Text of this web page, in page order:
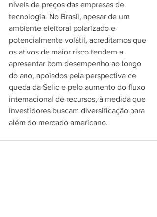
níveis de preços das empresas de
tecnologia. No Brasil, apesar de um
ambiente eleitoral polarizado e
potencialmente volátil, acreditamos que
os ativos de maior risco tendem a
apresentar bom desempenho ao longo
do ano, apoiados pela perspectiva de
queda da Selic e pelo aumento do fluxo
internacional de recursos, à medida que
investidores buscam diversificação para
além do mercado americano.